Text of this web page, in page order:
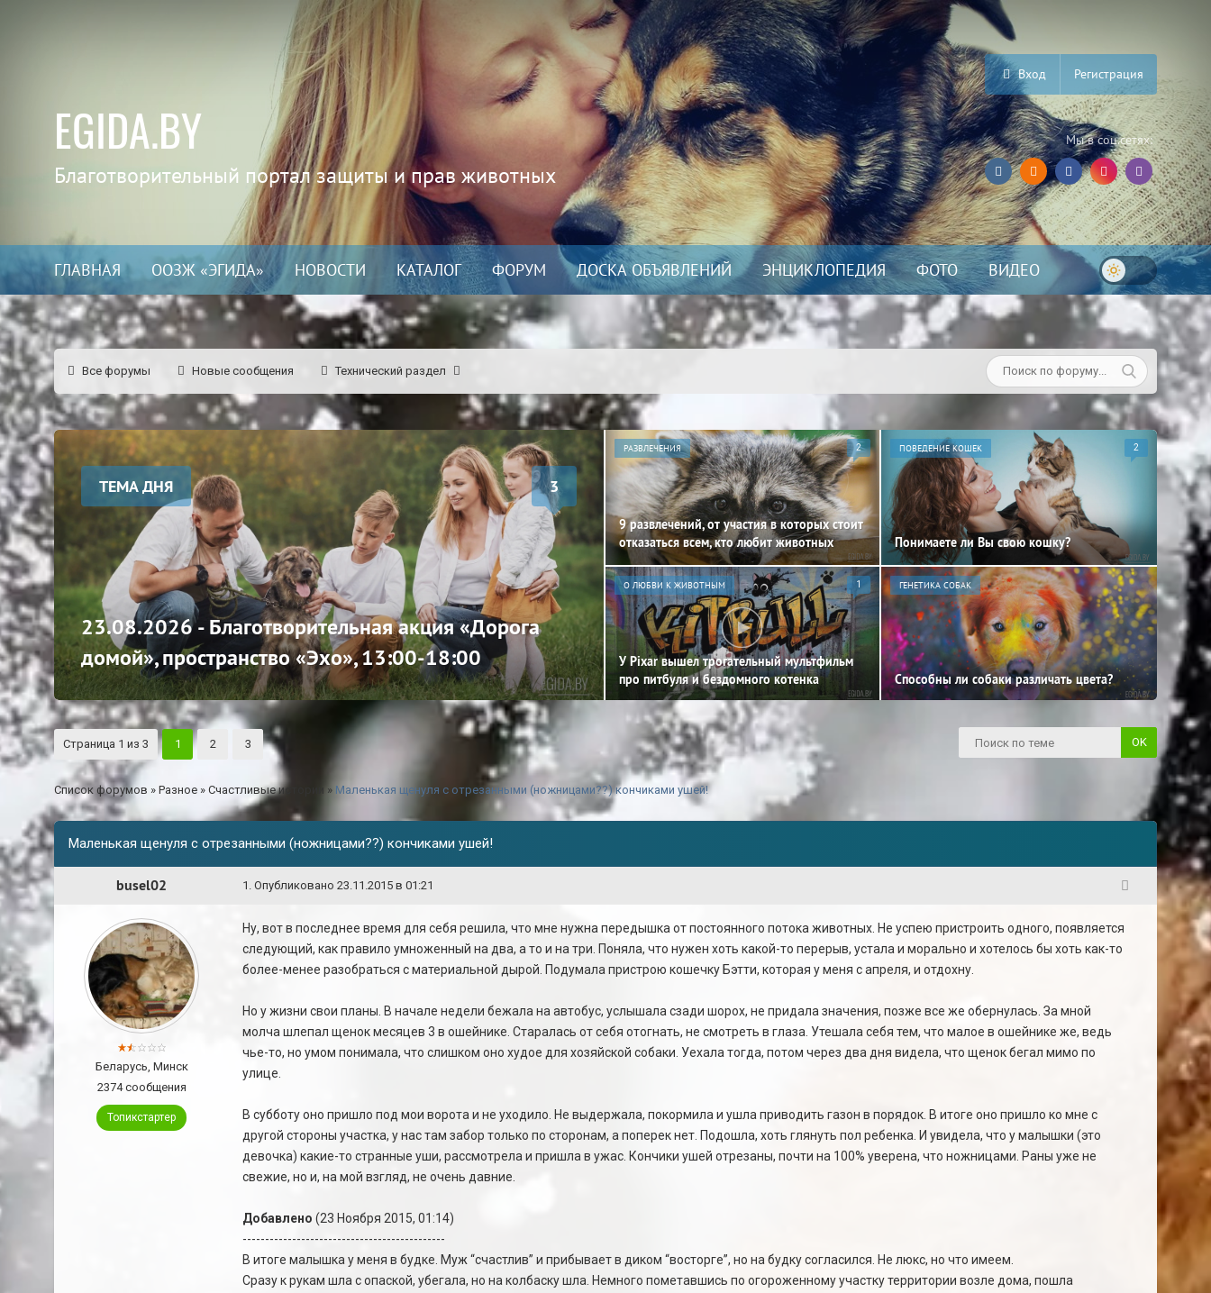
EGIDA.BY
Благотворительный портал защиты и прав животных
Вход Регистрация
Мы в соц.сетях:
ГЛАВНАЯ ООЗЖ «ЭГИДА» НОВОСТИ КАТАЛОГ ФОРУМ ДОСКА ОБЪЯВЛЕНИЙ ЭНЦИКЛОПЕДИЯ ФОТО ВИДЕО
Все форумы Новые сообщения Технический раздел
ТЕМА ДНЯ 3
23.08.2026 - Благотворительная акция «Дорога
домой», пространство «Эхо», 13:00-18:00
РАЗВЛЕЧЕНИЯ 2
9 развлечений, от участия в которых стоит
отказаться всем, кто любит животных
ПОВЕДЕНИЕ КОШЕК 2
Понимаете ли Вы свою кошку?
О ЛЮБВИ К ЖИВОТНЫМ 1
У Pixar вышел трогательный мультфильм
про питбуля и бездомного котенка
ГЕНЕТИКА СОБАК
Способны ли собаки различать цвета?
Страница 1 из 3 1 2 3
Список форумов » Разное » Счастливые истории » Маленькая щенуля с отрезанными (ножницами??) кончиками ушей!
Маленькая щенуля с отрезанными (ножницами??) кончиками ушей!
busel02 1 . Опубликовано 23.11.2015 в 01:21
Беларусь, Минск
2374 сообщения
Топикстартер
Ну, вот в последнее время для себя решила, что мне нужна передышка от постоянного потока животных. Не успею пристроить одного, появляется
следующий, как правило умноженный на два, а то и на три. Поняла, что нужен хоть какой-то перерыв, устала и морально и хотелось бы хоть как-то
более-менее разобраться с материальной дырой. Подумала пристрою кошечку Бэтти, которая у меня с апреля, и отдохну.
Но у жизни свои планы. В начале недели бежала на автобус, услышала сзади шорох, не придала значения, позже все же обернулась. За мной
молча шлепал щенок месяцев 3 в ошейнике. Старалась от себя отогнать, не смотреть в глаза. Утешала себя тем, что малое в ошейнике же, ведь
чье-то, но умом понимала, что слишком оно худое для хозяйской собаки. Уехала тогда, потом через два дня видела, что щенок бегал мимо по
улице.
В субботу оно пришло под мои ворота и не уходило. Не выдержала, покормила и ушла приводить газон в порядок. В итоге оно пришло ко мне с
другой стороны участка, у нас там забор только по сторонам, а поперек нет. Подошла, хоть глянуть пол ребенка. И увидела, что у малышки (это
девочка) какие-то странные уши, рассмотрела и пришла в ужас. Кончики ушей отрезаны, почти на 100% уверена, что ножницами. Раны уже не
свежие, но и, на мой взгляд, не очень давние.
Добавлено (23 Ноября 2015, 01:14)
---------------------------------------------
В итоге малышка у меня в будке. Муж “счастлив” и прибывает в диком “восторге”, но на будку согласился. Не люкс, но что имеем.
Сразу к рукам шла с опаской, убегала, но на колбаску шла. Немного пометавшись по огороженному участку территории возле дома, пошла